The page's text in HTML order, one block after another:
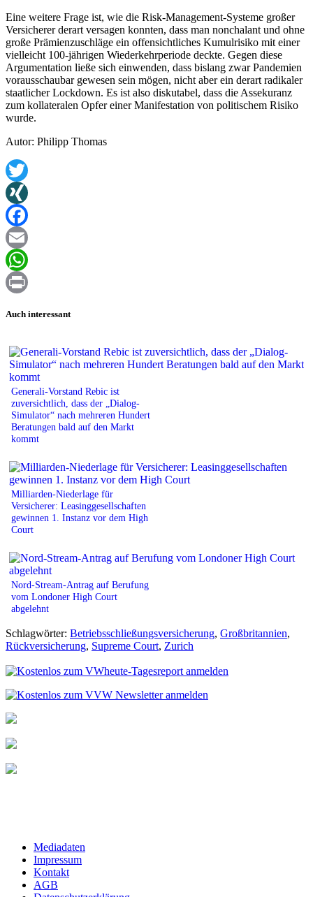
Eine weitere Frage ist, wie die Risk-Management-Systeme großer
Versicherer derart versagen konnten, dass man nonchalant und ohne
große Prämienzuschläge ein offensichtliches Kumulrisiko mit einer
vielleicht 100-jährigen Wiederkehrperiode deckte. Gegen diese
Argumentation ließe sich einwenden, dass bislang zwar Pandemien
vorausschaubar gewesen sein mögen, nicht aber ein derart radikaler
staatlicher Lockdown. Es ist also diskutabel, dass die Assekuranz
zum kollateralen Opfer einer Manifestation von politischem Risiko
wurde.
Autor: Philipp Thomas
Twitter
XING
Facebook
Email
WhatsApp
Auch interessant
Generali-Vorstand Rebic ist
zuversichtlich, dass der „Dialog-
Simulator“ nach mehreren Hundert
Beratungen bald auf den Markt
kommt
Milliarden-Niederlage für
Versicherer: Leasinggesellschaften
gewinnen 1. Instanz vor dem High
Court
Nord-Stream-Antrag auf Berufung
vom Londoner High Court
abgelehnt
Schlagwörter: Betriebsschließungsversicherung, Großbritannien,
Rückversicherung, Supreme Court, Zurich
Mediadaten
Impressum
Kontakt
AGB